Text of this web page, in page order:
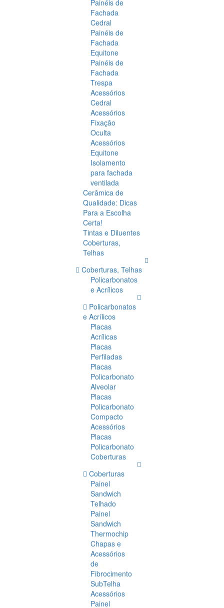
Painéis de
Fachada
Cedral
Painéis de
Fachada
Equitone
Painéis de
Fachada
Trespa
Acessórios
Cedral
Acessórios
Fixação
Oculta
Acessórios
Equitone
Isolamento
para fachada
ventilada
Cerâmica de
Qualidade: Dicas
Para a Escolha
Certa!
Tintas e Diluentes
Coberturas,
Telhas
Coberturas, Telhas
Policarbonatos
e Acrílicos
Policarbonatos
e Acrílicos
Placas
Acrílicas
Placas
Perfiladas
Placas
Policarbonato
Alveolar
Placas
Policarbonato
Compacto
Acessórios
Placas
Policarbonato
Coberturas
Coberturas
Painel
Sandwich
Telhado
Painel
Sandwich
Thermochip
Chapas e
Acessórios
de
Fibrocimento
SubTelha
Acessórios
Painel